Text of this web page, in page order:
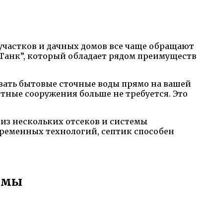
и дачных домов все чаще обращают
который обладает рядом преимуществ
бытовые сточные воды прямо на вашей
сооружения больше не требуется. Это
нескольких отсеков и системы
технологий, септик способен